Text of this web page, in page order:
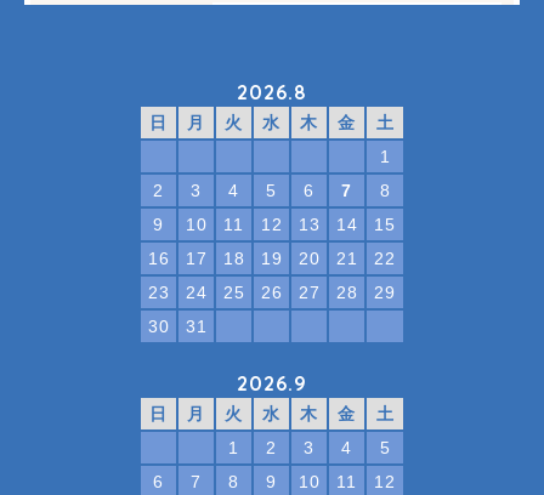
2026.8
日 月 火 水 木 金
土
1
2
3 4 5 6 7
8
9
10 11 12 13 14
15
16
17 18 19 20 21
22
23
24 25 26 27 28
29
30
31
2026.9
日 月 火 水 木 金
土
1
2 3 4
5
6
7 8 9 10 11
12